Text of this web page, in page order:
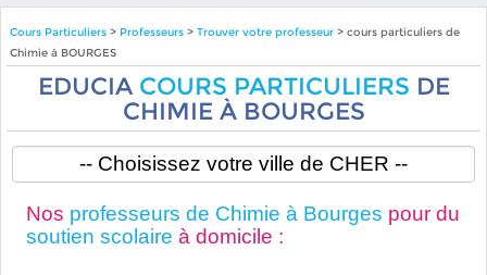
Cours Particuliers> Professeurs > Trouver votre professeur> cours particuliers de
Chimie à BOURGES
EDUCIA COURS PARTICULIERS DE
CHIMIE À BOURGES
Nos professeurs de Chimie à Bourges pour du
soutien scolaire à domicile :